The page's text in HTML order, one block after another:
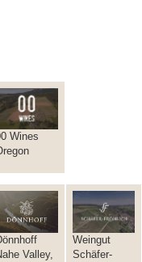
Wines
Valley,
Weingut
Schäfer-